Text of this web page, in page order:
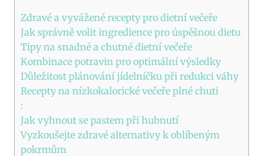
Zdravé a vyvážené recepty pro dietní večeře
Jak správně volit ingredience pro úspěšnou dietu
Tipy na snadné a chutné dietní večeře
Kombinace potravin pro optimální výsledky
Důležitost plánování jídelníčku při redukci váhy
Recepty na nízkokalorické večeře plné chuti
:
Jak vyhnout se pastem při hubnutí
Vyzkoušejte zdravé alternativy k oblíbeným
pokrmům